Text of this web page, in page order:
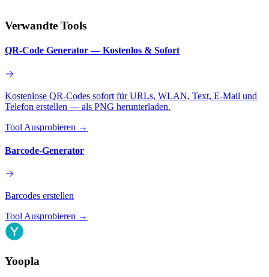
Verwandte Tools
QR-Code Generator — Kostenlos & Sofort
Kostenlose QR-Codes sofort für URLs, WLAN, Text, E-Mail und
Telefon erstellen — als PNG herunterladen.
Tool Ausprobieren →
Barcode-Generator
Barcodes erstellen
Tool Ausprobieren →
Yoopla